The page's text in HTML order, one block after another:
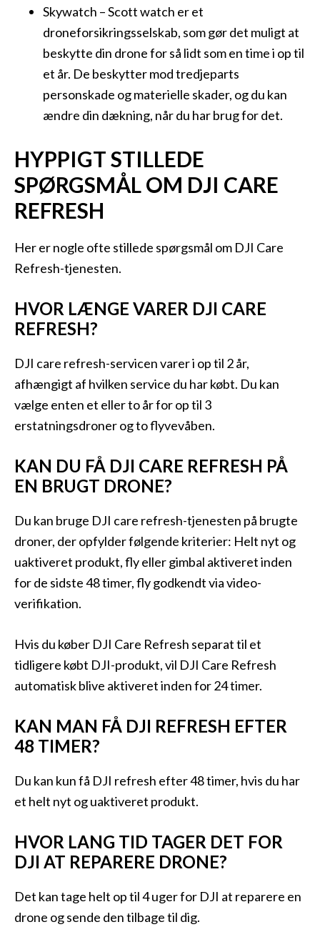
Skywatch – Scott watch er et
droneforsikringsselskab, som gør det muligt at
beskytte din drone for så lidt som en time i op til
et år. De beskytter mod tredjeparts
personskade og materielle skader, og du kan
ændre din dækning, når du har brug for det.
HYPPIGT STILLEDE
SPØRGSMÅL OM DJI CARE
REFRESH
Her er nogle ofte stillede spørgsmål om DJI Care
Refresh-tjenesten.
HVOR LÆNGE VARER DJI CARE
REFRESH?
DJI care refresh-servicen varer i op til 2 år,
afhængigt af hvilken service du har købt. Du kan
vælge enten et eller to år for op til 3
erstatningsdroner og to flyvevåben.
KAN DU FÅ DJI CARE REFRESH PÅ
EN BRUGT DRONE?
Du kan bruge DJI care refresh-tjenesten på brugte
droner, der opfylder følgende kriterier: Helt nyt og
uaktiveret produkt, fly eller gimbal aktiveret inden
for de sidste 48 timer, fly godkendt via video-
verifikation.
Hvis du køber DJI Care Refresh separat til et
tidligere købt DJI-produkt, vil DJI Care Refresh
automatisk blive aktiveret inden for 24 timer.
KAN MAN FÅ DJI REFRESH EFTER
48 TIMER?
Du kan kun få DJI refresh efter 48 timer, hvis du har
et helt nyt og uaktiveret produkt.
HVOR LANG TID TAGER DET FOR
DJI AT REPARERE DRONE?
Det kan tage helt op til 4 uger for DJI at reparere en
drone og sende den tilbage til dig.